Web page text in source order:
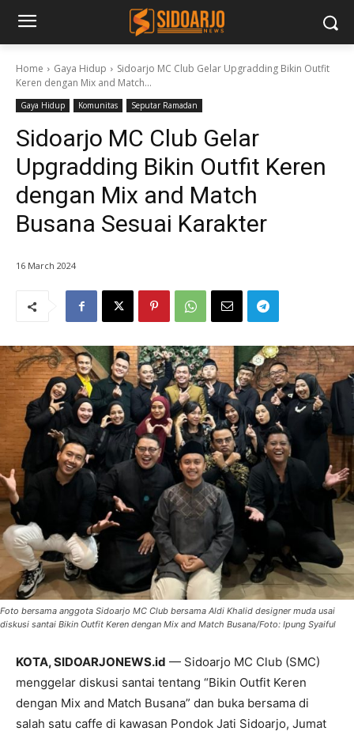
Home Gaya Hidup
Sidoarjo MC Club Gelar Upgradding Bikin Outfit
Keren dengan Mix and Match...
Gaya Hidup Komunitas Seputar Ramadan
Sidoarjo MC Club Gelar
Upgradding Bikin Outfit Keren
dengan Mix and Match
Busana Sesuai Karakter
16 March 2024
Foto bersama anggota Sidoarjo MC Club bersama Aldi Khalid designer muda usai
diskusi santai Bikin Outfit Keren dengan Mix and Match Busana/Foto: Ipung Syaiful
KOTA, SIDOARJONEWS.id — Sidoarjo MC Club (SMC)
menggelar diskusi santai tentang “Bikin Outfit Keren
dengan Mix and Match Busana” dan buka bersama di
salah satu caffe di kawasan Pondok Jati Sidoarjo, Jumat